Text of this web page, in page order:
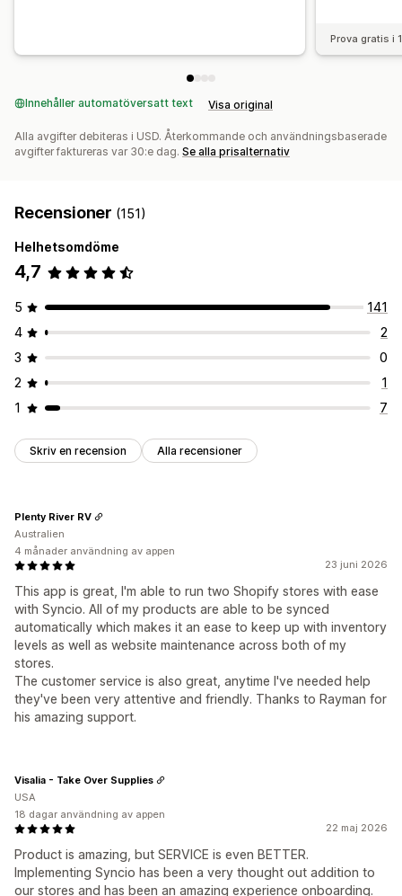
Prova gratis i
Innehåller automatöversatt text Visa original
Alla avgifter debiteras i USD. Återkommande och användningsbaserade
avgifter faktureras var 30:e dag. Se alla prisalternativ
Recensioner (151)
Helhetsomdöme
4,7
5
141
4
2
3
0
2
1
1
7
Skriv en recension Alla recensioner
23 juni 2026
This app is great, I'm able to run two Shopify stores with ease
with Syncio. All of my products are able to be synced
automatically which makes it an ease to keep up with inventory
levels as well as website maintenance across both of my
stores.
The customer service is also great, anytime I've needed help
they've been very attentive and friendly. Thanks to Rayman for
his amazing support.
Plenty River RV
Australien
4 månader användning av appen
22 maj 2026
Product is amazing, but SERVICE is even BETTER.
Implementing Syncio has been a very thought out addition to
our stores and has been an amazing experience onboarding.
Visalia - Take Over Supplies
USA
18 dagar användning av appen